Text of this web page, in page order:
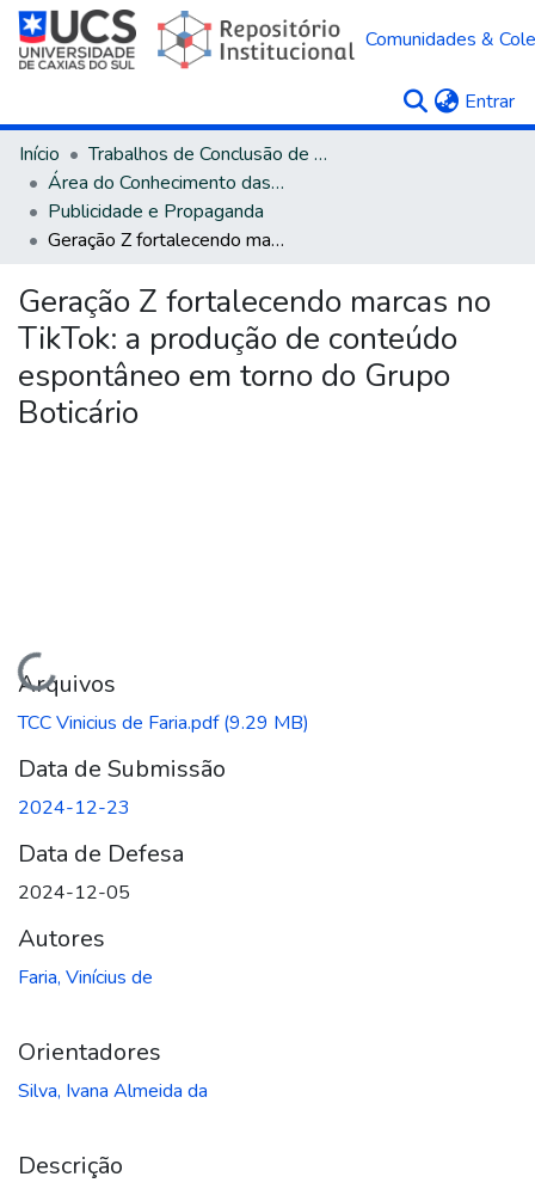
Comunidades &
Entrar
Início
Trabalhos de Conclusão de Curso
Área do Conhecimento das Ciências Sociais Aplicadas
Publicidade e Propaganda
Geração Z fortalecendo marcas no TikTok: a produção de conteúdo espontâneo em torno do Grupo Boticário
Geração Z fortalecendo marcas no
TikTok: a produção de conteúdo
espontâneo em torno do Grupo
Boticário
Carregando...
Arquivos
TCC Vinicius de Faria.pdf(9.29 MB)
Data de Submissão
2024-12-23
Data de Defesa
2024-12-05
Autores
Faria, Vinícius de
Orientadores
Silva, Ivana Almeida da
Descrição